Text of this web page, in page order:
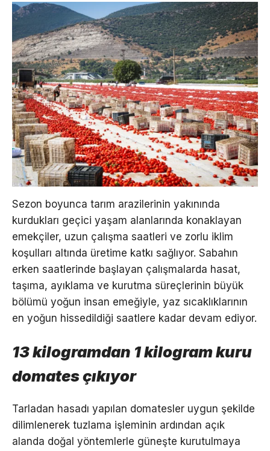
Sezon boyunca tarım arazilerinin yakınında
kurdukları geçici yaşam alanlarında konaklayan
emekçiler, uzun çalışma saatleri ve zorlu iklim
koşulları altında üretime katkı sağlıyor. Sabahın
erken saatlerinde başlayan çalışmalarda hasat,
taşıma, ayıklama ve kurutma süreçlerinin büyük
bölümü yoğun insan emeğiyle, yaz sıcaklıklarının
en yoğun hissedildiği saatlere kadar devam ediyor.
13 kilogramdan 1 kilogram kuru
domates çıkıyor
Tarladan hasadı yapılan domatesler uygun şekilde
dilimlenerek tuzlama işleminin ardından açık
alanda doğal yöntemlerle güneşte kurutulmaya